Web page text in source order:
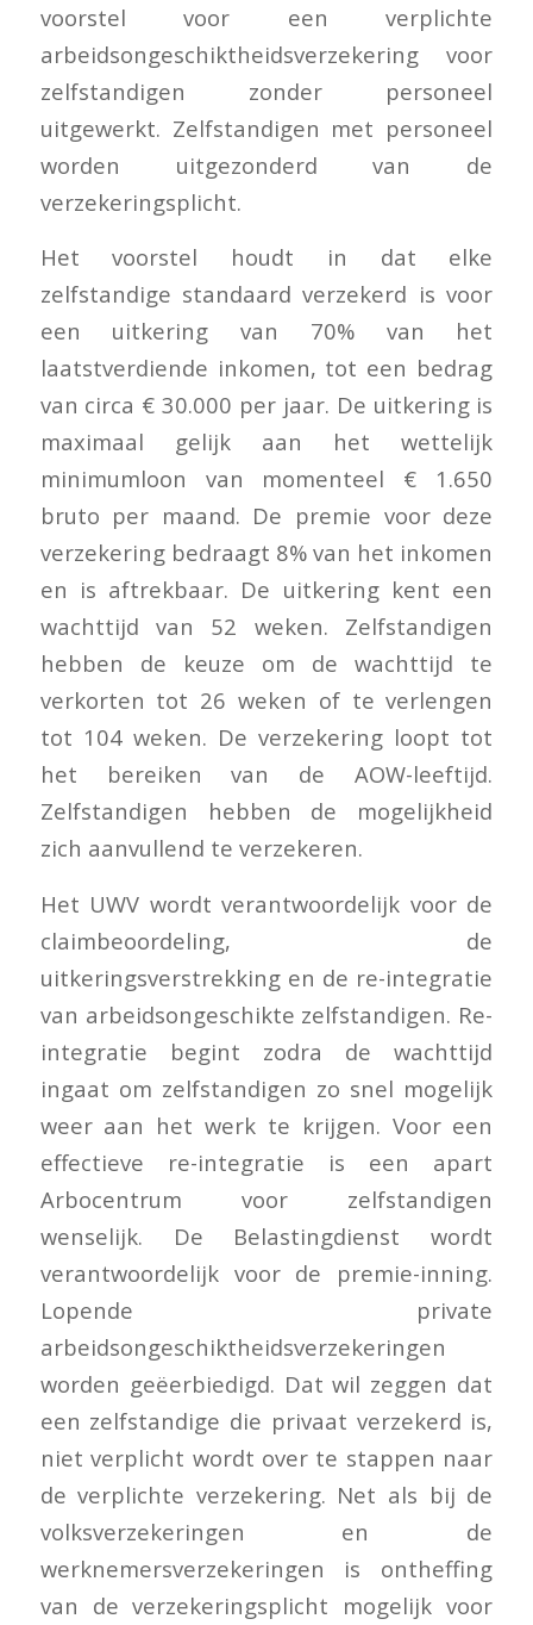
voorstel voor een verplichte
arbeidsongeschiktheidsverzekering voor
zelfstandigen zonder personeel
uitgewerkt. Zelfstandigen met personeel
worden uitgezonderd van de
verzekeringsplicht.
Het voorstel houdt in dat elke
zelfstandige standaard verzekerd is voor
een uitkering van 70% van het
laatstverdiende inkomen, tot een bedrag
van circa € 30.000 per jaar. De uitkering is
maximaal gelijk aan het wettelijk
minimumloon van momenteel € 1.650
bruto per maand. De premie voor deze
verzekering bedraagt 8% van het inkomen
en is aftrekbaar. De uitkering kent een
wachttijd van 52 weken. Zelfstandigen
hebben de keuze om de wachttijd te
verkorten tot 26 weken of te verlengen
tot 104 weken. De verzekering loopt tot
het bereiken van de AOW-leeftijd.
Zelfstandigen hebben de mogelijkheid
zich aanvullend te verzekeren.
Het UWV wordt verantwoordelijk voor de
claimbeoordeling, de
uitkeringsverstrekking en de re-integratie
van arbeidsongeschikte zelfstandigen. Re-
integratie begint zodra de wachttijd
ingaat om zelfstandigen zo snel mogelijk
weer aan het werk te krijgen. Voor een
effectieve re-integratie is een apart
Arbocentrum voor zelfstandigen
wenselijk. De Belastingdienst wordt
verantwoordelijk voor de premie-inning.
Lopende private
arbeidsongeschiktheidsverzekeringen
worden geëerbiedigd. Dat wil zeggen dat
een zelfstandige die privaat verzekerd is,
niet verplicht wordt over te stappen naar
de verplichte verzekering. Net als bij de
volksverzekeringen en de
werknemersverzekeringen is ontheffing
van de verzekeringsplicht mogelijk voor